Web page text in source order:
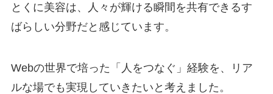
とくに美容は、人々が輝ける瞬間を共有できるす
ばらしい分野だと感じています。
Webの世界で培った「人をつなぐ」経験を、リア
ルな場でも実現していきたいと考えました。